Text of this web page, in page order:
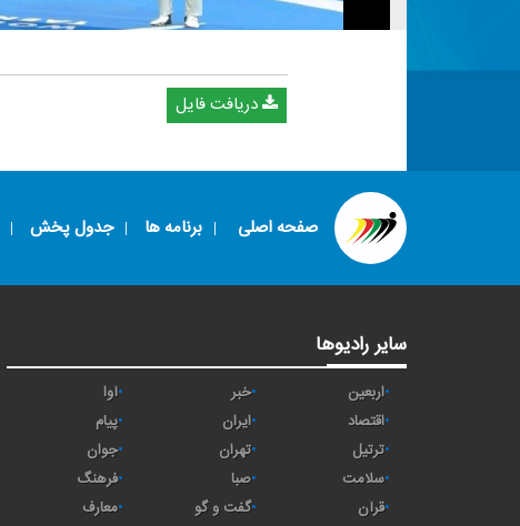
دریافت فایل
صفحه اصلی برنامه ها جدول پخش
سایر رادیوها
اربعین خبر
آوا
اقتصاد
ايران
پیام
ترتیل
تهران
جوان
سلامت
صبا
فرهنگ
قرآن
گفت و گو
معارف